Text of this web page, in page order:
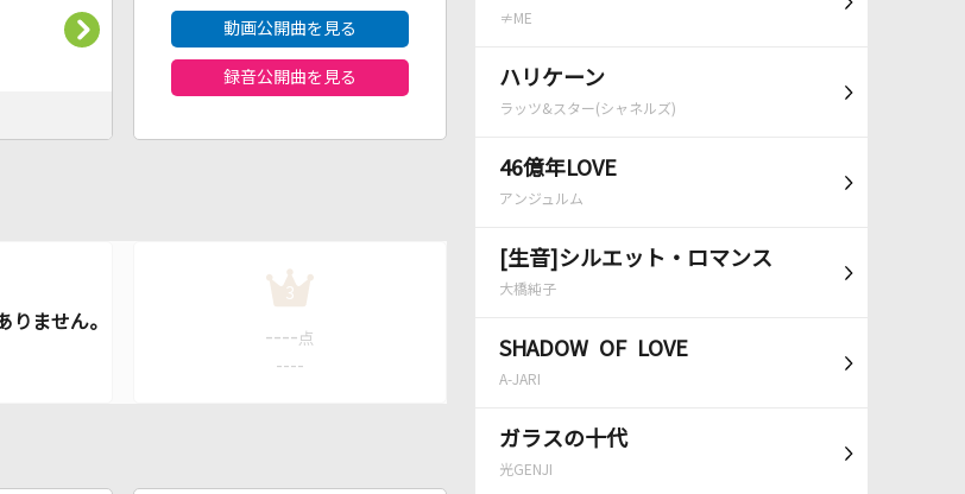
≠ME
ハリケーン
ラッツ&スター(シャネルズ)
46億年LOVE
アンジュルム
[生音]シルエット・ロマンス
大橋純子
SHADOW OF LOVE
A-JARI
ガラスの十代
光GENJI
動画公開曲を見る
録音公開曲を見る
3
---- 点
----